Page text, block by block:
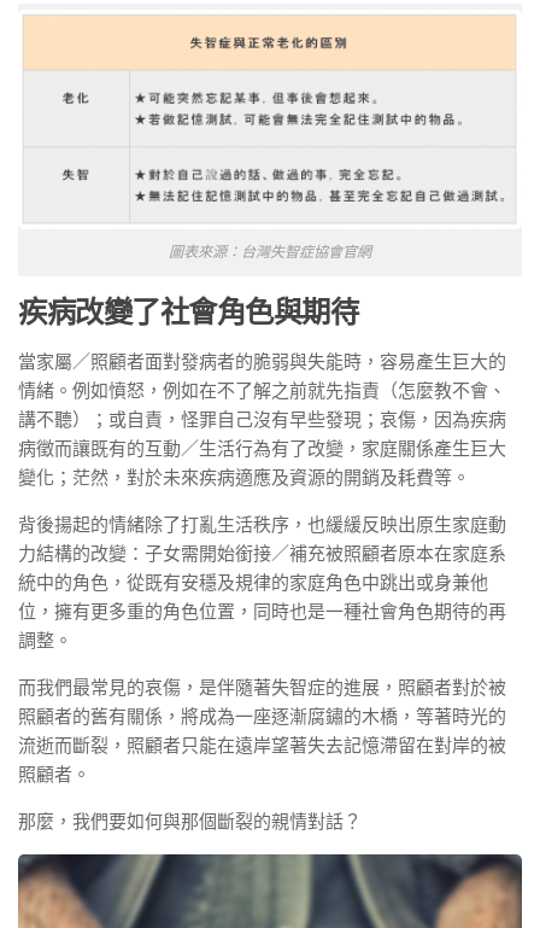
圖表來源：台灣失智症協會官網
疾病改變了社會角色與期待
當家屬／照顧者面對發病者的脆弱與失能時，容易產生巨大的
情緒。例如憤怒，例如在不了解之前就先指責（怎麼教不會、
講不聽）；或自責，怪罪自己沒有早些發現；哀傷，因為疾病
病徵而讓既有的互動／生活行為有了改變，家庭關係產生巨大
變化；茫然，對於未來疾病適應及資源的開銷及耗費等。
背後揚起的情緒除了打亂生活秩序，也緩緩反映出原生家庭動
力結構的改變：子女需開始銜接／補充被照顧者原本在家庭系
統中的角色，從既有安穩及規律的家庭角色中跳出或身兼他
位，擁有更多重的角色位置，同時也是一種社會角色期待的再
調整。
而我們最常見的哀傷，是伴隨著失智症的進展，照顧者對於被
照顧者的舊有關係，將成為一座逐漸腐鏽的木橋，等著時光的
流逝而斷裂，照顧者只能在遠岸望著失去記憶滯留在對岸的被
照顧者。
那麼，我們要如何與那個斷裂的親情對話？